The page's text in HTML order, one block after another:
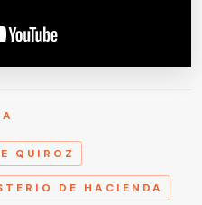
QUIROZ
DE HACIENDA